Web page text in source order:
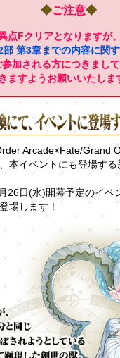
◆ご注意◆
点Fクリアとなりますが
部 第3章までの内容に関
加される方につきまし
ますようお願いいたしま
Arcade×Fate/Grand
本イベントにも登場す
26日(水)開幕予定のイベ
場します！